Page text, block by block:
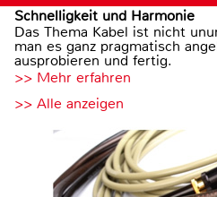
Schnelligkeit und Harmonie
Das Thema Kabel ist nicht
man es ganz pragmatisch
ausprobieren und fertig.
>> Mehr erfahren
>> Alle anzeigen